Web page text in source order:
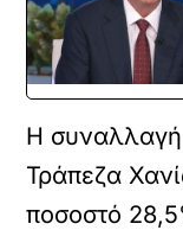
Η συναλλαγή
Τράπεζα
ποσοστό